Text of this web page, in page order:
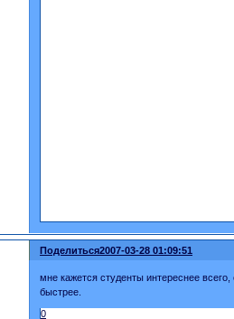
Поделиться2007-03-28 01:09:51
мне кажется студенты интереснее
быстрее.
0